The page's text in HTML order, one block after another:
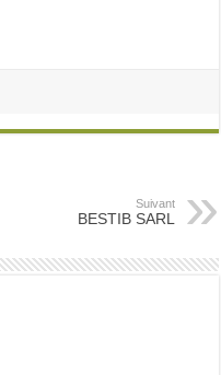
Suivant
BESTIB SARL